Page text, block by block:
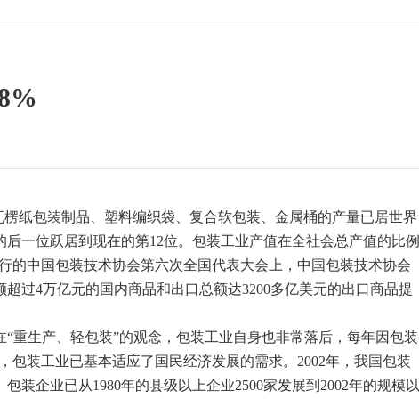
纸包装制品、塑料编织袋、复合软包装、金属桶的产量已居世界
一位跃居到现在的第12位。包装工业产值在全社会总产值的比例
的中国包装技术协会第六次全国代表大会上，中国包装技术协会
过4万亿元的国内商品和出口总额达3200多亿美元的出口商品提
重生产、轻包装”的观念，包装工业自身也非常落后，每年因包装
包装工业已基本适应了国民经济发展的需求。2002年，我国包装
装企业已从1980年的县级以上企业2500家发展到2002年的规模以